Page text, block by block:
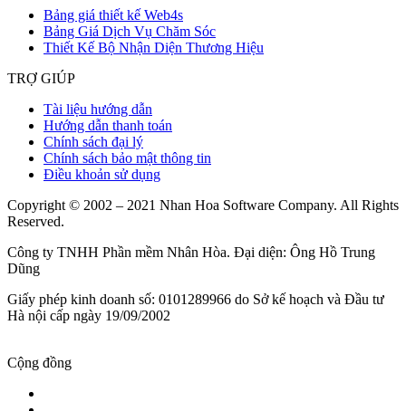
Bảng giá thiết kế Web4s
Bảng Giá Dịch Vụ Chăm Sóc
Thiết Kế Bộ Nhận Diện Thương Hiệu
TRỢ GIÚP
Tài liệu hướng dẫn
Hướng dẫn thanh toán
Chính sách đại lý
Chính sách bảo mật thông tin
Điều khoản sử dụng
Copyright © 2002 – 2021 Nhan Hoa Software Company. All Rights
Reserved.
Công ty TNHH Phần mềm Nhân Hòa. Đại diện: Ông Hồ Trung
Dũng
Giấy phép kinh doanh số: 0101289966 do Sở kế hoạch và Đầu tư
Hà nội cấp ngày 19/09/2002
Cộng đồng